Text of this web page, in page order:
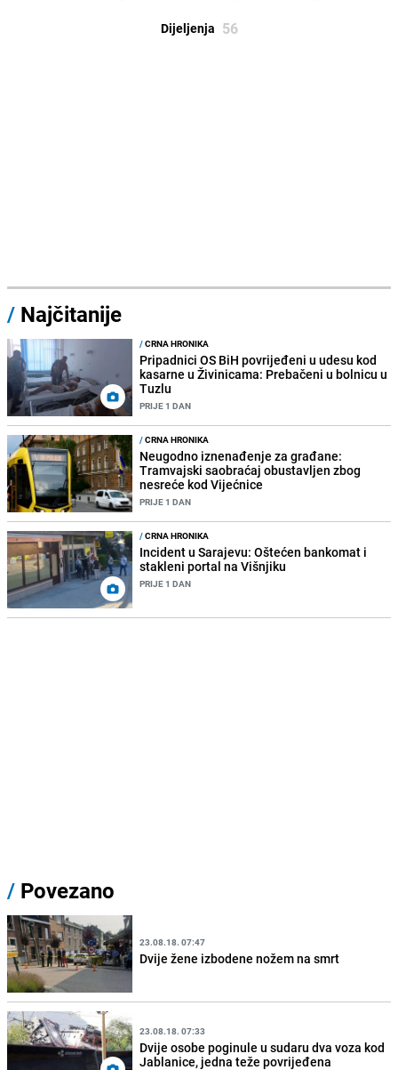
Dijeljenja 56
/ Najčitanije
/CRNA HRONIKA
Pripadnici OS BiH povrijeđeni u udesu kod
kasarne u Živinicama: Prebačeni u bolnicu u
Tuzlu
PRIJE 1 DAN
/CRNA HRONIKA
Neugodno iznenađenje za građane:
Tramvajski saobraćaj obustavljen zbog
nesreće kod Vijećnice
PRIJE 1 DAN
/CRNA HRONIKA
Incident u Sarajevu: Oštećen bankomat i
stakleni portal na Višnjiku
PRIJE 1 DAN
/ Povezano
23.08.18. 07:47
Dvije žene izbodene nožem na smrt
23.08.18. 07:33
Dvije osobe poginule u sudaru dva voza kod
Jablanice, jedna teže povrijeđena